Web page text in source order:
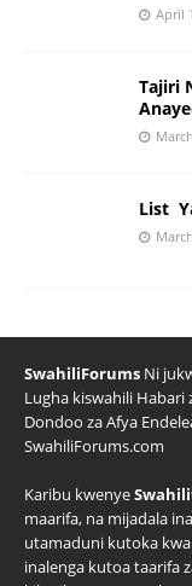
April
Tajiri
List
SwahiliForums Ni
Lugha kiswahili Habari
Dondoo za Afya
SwahiliForums.com
Karibu kwenye
maarifa, na mijadala
utamaduni kutoka
inalenga kutoa taarifa